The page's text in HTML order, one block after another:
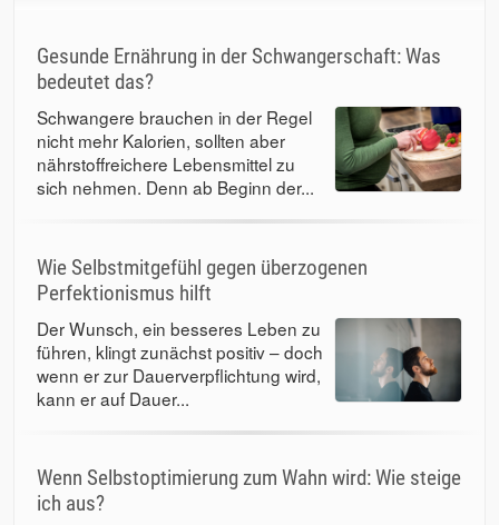
Gesunde Ernährung in der Schwangerschaft: Was
bedeutet das?
Schwangere brauchen in der Regel
nicht mehr Kalorien, sollten aber
nährstoffreichere Lebensmittel zu
sich nehmen. Denn ab Beginn der...
Wie Selbstmitgefühl gegen überzogenen
Perfektionismus hilft
Der Wunsch, ein besseres Leben zu
führen, klingt zunächst positiv – doch
wenn er zur Dauerverpflichtung wird,
kann er auf Dauer...
Wenn Selbstoptimierung zum Wahn wird: Wie steige
ich aus?